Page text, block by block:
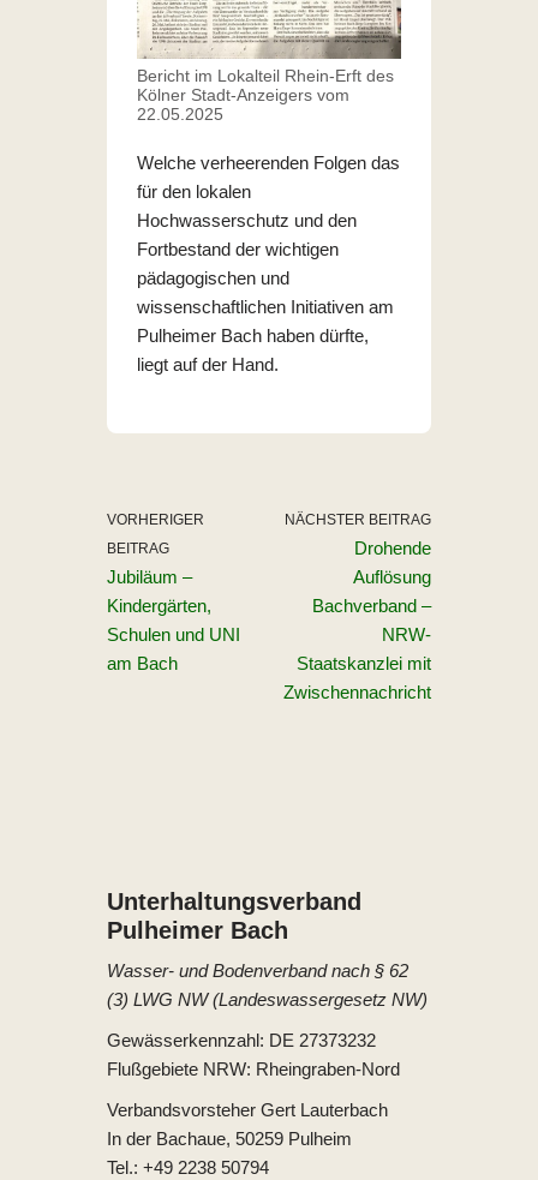
Bericht im Lokalteil Rhein-Erft des
Kölner Stadt-Anzeigers vom
22.05.2025
Welche verheerenden Folgen das
für den lokalen
Hochwasserschutz und den
Fortbestand der wichtigen
pädagogischen und
wissenschaftlichen Initiativen am
Pulheimer Bach haben dürfte,
liegt auf der Hand.
VORHERIGER
BEITRAG
Jubiläum –
Kindergärten,
Schulen und UNI
am Bach
NÄCHSTER BEITRAG
Drohende
Auflösung
Bachverband –
NRW-
Staatskanzlei mit
Zwischennachricht
Unterhaltungs­verband
Pulheimer Bach
Wasser- und Bodenverband nach § 62
(3) LWG NW (Landeswassergesetz NW)
Gewässerkennzahl: DE 27373232
Flußgebiete NRW: Rheingraben-Nord
Verbandsvorsteher Gert Lauterbach
In der Bachaue, 50259 Pulheim
Tel.: +49 2238 50794